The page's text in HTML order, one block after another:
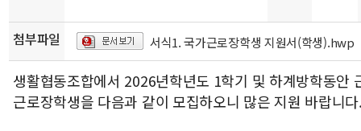
첨부파일 서식1. 국가근로장학생 지원서(학생).hwp
생활협동조합에서 2026년학년도 1학기 및 하계방학동안
근로장학생을 다음과 같이 모집하오니 많은 지원 바랍니